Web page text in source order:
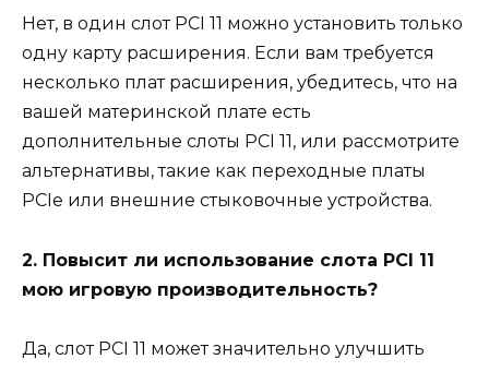
Нет, в один слот PCI 11 можно установить только
одну карту расширения. Если вам требуется
несколько плат расширения, убедитесь, что на
вашей материнской плате есть
дополнительные слоты PCI 11, или рассмотрите
альтернативы, такие как переходные платы
PCIe или внешние стыковочные устройства.
2. Повысит ли использование слота PCI 11
мою игровую производительность?
Да, слот PCI 11 может значительно улучшить